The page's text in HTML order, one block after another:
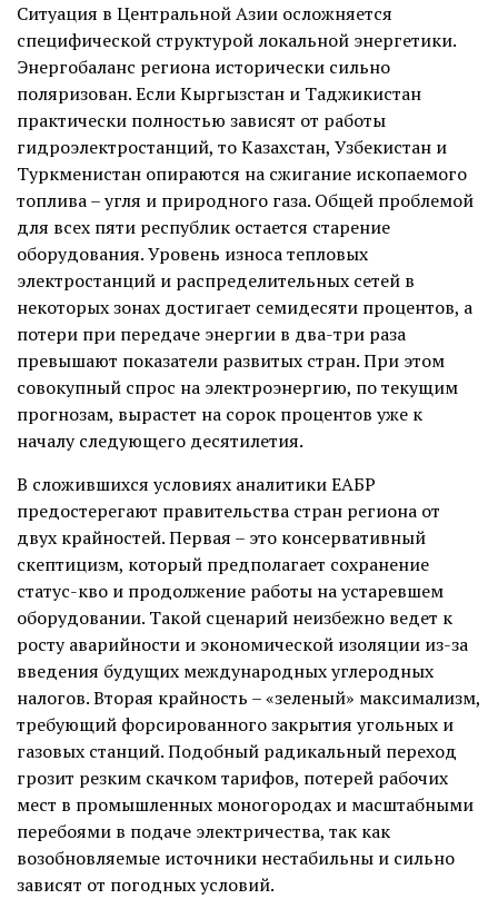
Ситуация в Центральной Азии осложняется
специфической структурой локальной энергетики.
Энергобаланс региона исторически сильно
поляризован. Если Кыргызстан и Таджикистан
практически полностью зависят от работы
гидроэлектростанций, то Казахстан, Узбекистан и
Туркменистан опираются на сжигание ископаемого
топлива – угля и природного газа. Общей проблемой
для всех пяти республик остается старение
оборудования. Уровень износа тепловых
электростанций и распределительных сетей в
некоторых зонах достигает семидесяти процентов, а
потери при передаче энергии в два-три раза
превышают показатели развитых стран. При этом
совокупный спрос на электроэнергию, по текущим
прогнозам, вырастет на сорок процентов уже к
началу следующего десятилетия.
В сложившихся условиях аналитики ЕАБР
предостерегают правительства стран региона от
двух крайностей. Первая – это консервативный
скептицизм, который предполагает сохранение
статус-кво и продолжение работы на устаревшем
оборудовании. Такой сценарий неизбежно ведет к
росту аварийности и экономической изоляции из-за
введения будущих международных углеродных
налогов. Вторая крайность – «зеленый» максимализм,
требующий форсированного закрытия угольных и
газовых станций. Подобный радикальный переход
грозит резким скачком тарифов, потерей рабочих
мест в промышленных моногородах и масштабными
перебоями в подаче электричества, так как
возобновляемые источники нестабильны и сильно
зависят от погодных условий.